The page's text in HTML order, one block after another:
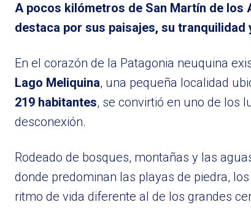
A pocos kilómetros de San Martín de los
destaca por sus paisajes, su
En el corazón de la Patagonia neuquina
Lago Meliquina, una pequeña localidad
219 habitantes, se convirtió en uno de los
desconexión.
Rodeado de bosques, montañas y las
donde predominan las playas de piedra,
ritmo de vida diferente al de los grandes